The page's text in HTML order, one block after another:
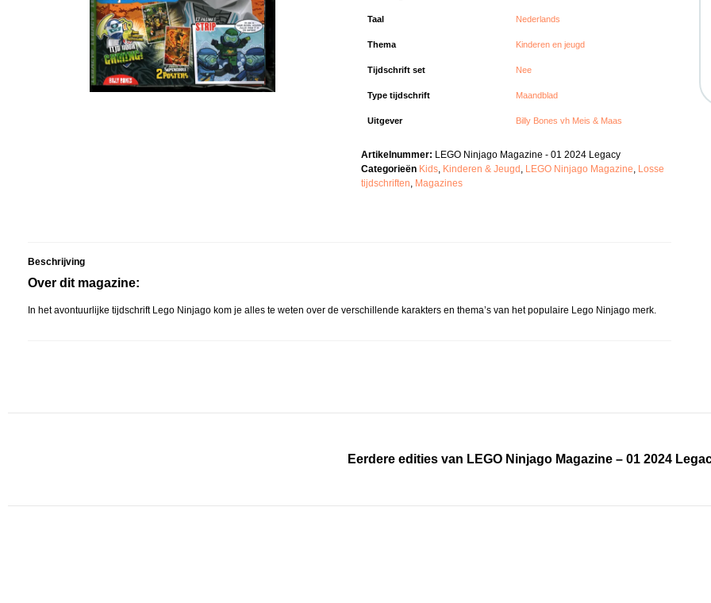
Taal Nederlands
Thema Kinderen en jeugd
Tijdschrift set Nee
Type tijdschrift Maandblad
Uitgever Billy Bones vh Meis & Maas
Artikelnummer: LEGO Ninjago Magazine - 01 2024 Legacy
Categorieën Kids, Kinderen & Jeugd, LEGO Ninjago Magazine, Losse
tijdschriften, Magazines
Beschrijving
Over dit magazine:
In het avontuurlijke tijdschrift Lego Ninjago kom je alles te weten over de verschillende karakters en thema’s van het populaire Lego Ninjago merk.
Eerdere edities van LEGO Ninjago Magazine – 01 2024